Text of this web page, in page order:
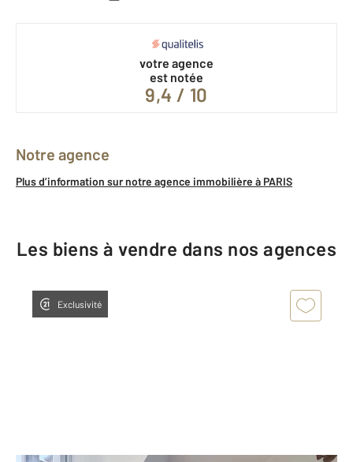
votre agence
est notée
9,4 / 10
Notre agence
Plus d’information sur notre agence immobilière à PARIS
Les biens à vendre dans nos agences
Exclusivité